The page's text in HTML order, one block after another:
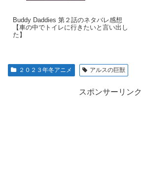
Buddy Daddies 第２話のネタバレ感想
【車の中でトイレに行きたいと言い出し
た】
２０２３年冬アニメ アルスの巨獣
スポンサーリンク